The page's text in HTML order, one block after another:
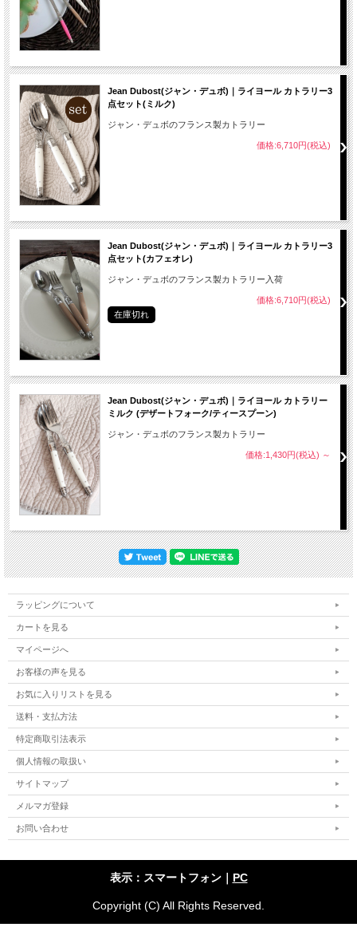
Jean Dubost(ジャン・デュボ)｜ライヨール カトラリー3
点セット(ミルク)
ジャン・デュボのフランス製カトラリー
価格:6,710円(税込)
Jean Dubost(ジャン・デュボ)｜ライヨール カトラリー3
点セット(カフェオレ)
ジャン・デュボのフランス製カトラリー入荷
価格:6,710円(税込)
在庫切れ
Jean Dubost(ジャン・デュボ)｜ライヨール カトラリー
ミルク (デザートフォーク/ティースプーン)
ジャン・デュボのフランス製カトラリー
価格:1,430円(税込) ～
ラッピングについて
カートを見る
マイページへ
お客様の声を見る
お気に入りリストを見る
送料・支払方法
特定商取引法表示
個人情報の取扱い
サイトマップ
メルマガ登録
お問い合わせ
表示：スマートフォン｜ PC
Copyright (C) All Rights Reserved.